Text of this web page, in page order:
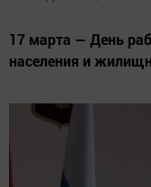
17 марта — День
населения и